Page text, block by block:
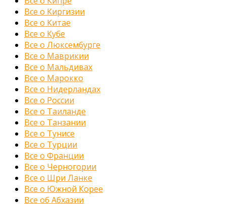
Все о Киргизии
Все о Китае
Все о Кубе
Все о Люксембурге
Все о Маврикии
Все о Мальдивах
Все о Марокко
Все о Нидерландах
Все о России
Все о Таиланде
Все о Танзании
Все о Тунисе
Все о Турции
Все о Франции
Все о Черногории
Все о Шри Ланке
Все о Южной Корее
Все об Абхазии